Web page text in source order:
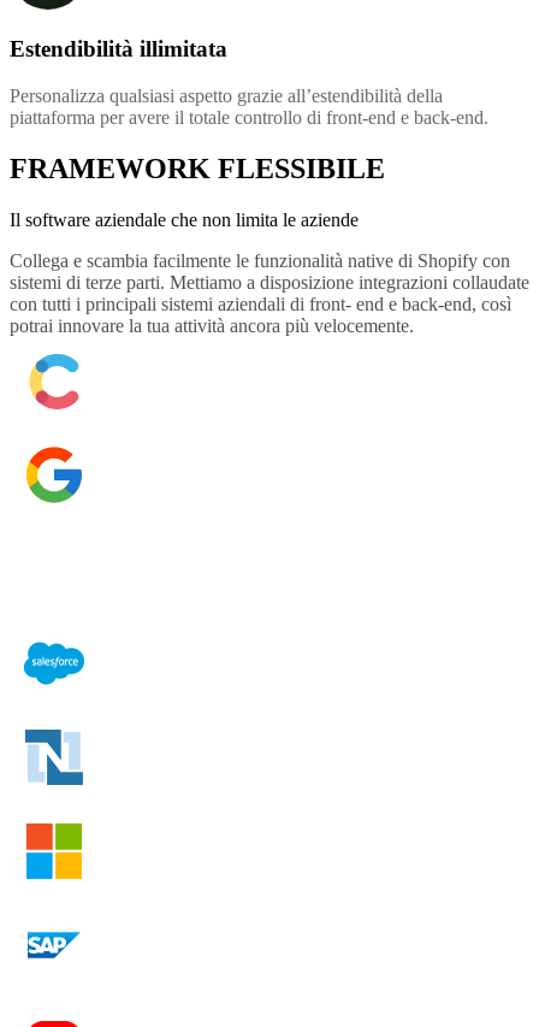
Estendibilità illimitata
Personalizza qualsiasi aspetto grazie all’estendibilità della
piattaforma per avere il totale controllo di front-end e back-end.
FRAMEWORK FLESSIBILE
Il software aziendale che non limita le aziende
Collega e scambia facilmente le funzionalità native di Shopify con
sistemi di terze parti. Mettiamo a disposizione integrazioni collaudate
con tutti i principali sistemi aziendali di front- end e back-end, così
potrai innovare la tua attività ancora più velocemente.